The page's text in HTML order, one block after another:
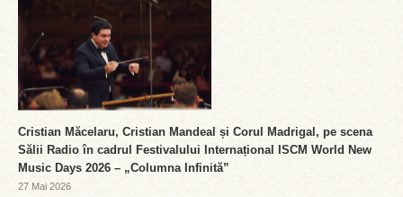
Cristian Măcelaru, Cristian Mandeal și Corul Madrigal, pe scena
Sălii Radio în cadrul Festivalului Internațional ISCM World New
Music Days 2026 – „Columna Infinită”
27 Mai 2026